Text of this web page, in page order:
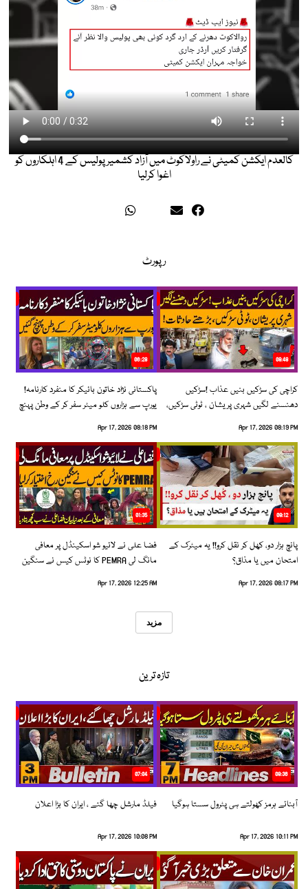
کالعدم ایکشن کمیٹی نے راولاکوٹ میں آزاد کشمیر پولیس کے 4 اہلکاروں کو
اغوا کرلیا
رپورٹ
08:48
کراچی کی سڑکیں بنیں عذاب !سڑکیں
دھنسنے لگیں شہری پریشان ، ٹوٹی سڑکیں،
Apr 17, 2026 08:19 PM
06:28
پاکستانی نژاد خاتون بائیکر کا منفرد کارنامہ!
یورپ سے ہزاروں کلو میٹر سفر کر کے وطن پہنچ
Apr 17, 2026 08:18 PM
09:12
پانچ ہزار دو، کھل کر نقل کرو!! یہ میٹرک کے
امتحان میں یا مذاق؟
Apr 17, 2026 08:17 PM
01:35
فضا علی نے لائیو شو اسکینڈل پر معافی
مانگ لی PEMRA کا نوٹس کیس نے سنگین
Apr 17, 2026 12:25 AM
مزید
تازہ ترین
08:36
آبنائے ہرمز کھولتے ہی پٹرول سستا ہوگیا
Apr 17, 2026 10:11 PM
07:04
فیلڈ مارشل چھا گئے ، ایران کا بڑا اعلان
Apr 17, 2026 10:08 PM